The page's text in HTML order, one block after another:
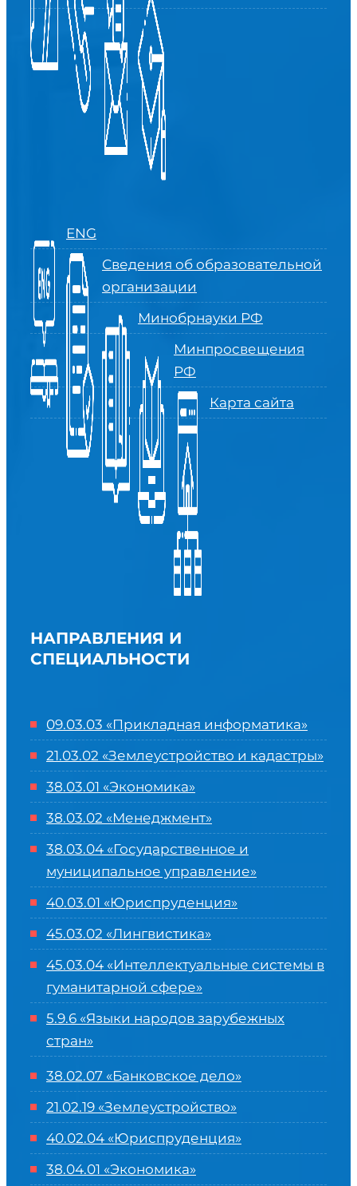
ENG
Сведения об образовательной
организации
Минобрнауки РФ
Минпросвещения
РФ
Карта сайта
НАПРАВЛЕНИЯ И
СПЕЦИАЛЬНОСТИ
09.03.03 «Прикладная информатика»
21.03.02 «Землеустройство и кадастры»
38.03.01 «Экономика»
38.03.02 «Менеджмент»
38.03.04 «Государственное и
муниципальное управление»
40.03.01 «Юриспруденция»
45.03.02 «Лингвистика»
45.03.04 «Интеллектуальные системы в
гуманитарной сфере»
5.9.6 «Языки народов зарубежных
стран»
38.02.07 «Банковское дело»
21.02.19 «Землеустройство»
40.02.04 «Юриспруденция»
38.04.01 «Экономика»